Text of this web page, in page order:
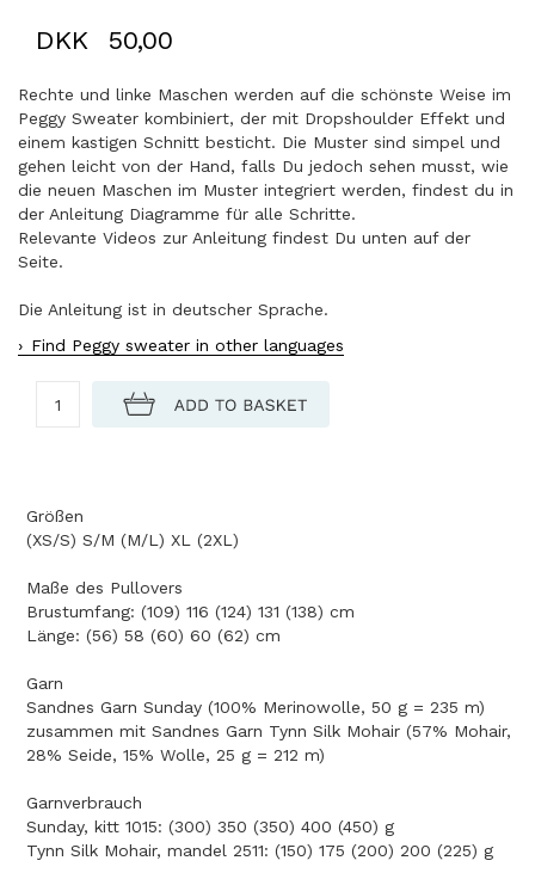
DKK 50,00
Rechte und linke Maschen werden auf die schönste Weise im
Peggy Sweater kombiniert, der mit Dropshoulder Effekt und
einem kastigen Schnitt besticht. Die Muster sind simpel und
gehen leicht von der Hand, falls Du jedoch sehen musst, wie
die neuen Maschen im Muster integriert werden, findest du in
der Anleitung Diagramme für alle Schritte.
Relevante Videos zur Anleitung findest Du unten auf der
Seite.
Die Anleitung ist in deutscher Sprache.
Find Peggy sweater in other languages
Größen
(XS/S) S/M (M/L) XL (2XL)
Maße des Pullovers
Brustumfang: (109) 116 (124) 131 (138) cm
Länge: (56) 58 (60) 60 (62) cm
Garn
Sandnes Garn Sunday (100% Merinowolle, 50 g = 235 m)
zusammen mit Sandnes Garn Tynn Silk Mohair (57% Mohair,
28% Seide, 15% Wolle, 25 g = 212 m)
Garnverbrauch
Sunday, kitt 1015: (300) 350 (350) 400 (450) g
Tynn Silk Mohair, mandel 2511: (150) 175 (200) 200 (225) g